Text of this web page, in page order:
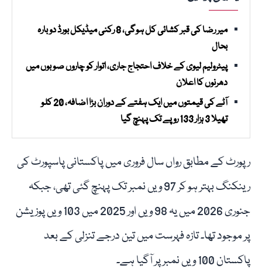
میر رضا کی قبر کشائی کل ہوگی، 8 رکنی میڈیکل بورڈ دوبارہ
بحال
پیٹرولیم لیوی کے خلاف احتجاج جاری، اتوار کو چاروں صوبوں میں
دھرنوں کا اعلان
آٹے کی قیمتوں میں ایک ہفتے کے دوران بڑا اضافہ، 20 کلو
تھیلا 3 ہزار 133 روپے تک پہنچ گیا
رپورٹ کے مطابق رواں سال فروری میں پاکستانی پاسپورٹ کی
رینکنگ بہتر ہو کر 97 ویں نمبر تک پہنچ گئی تھی، جبکہ
جنوری 2026 میں یہ 98 ویں اور 2025 میں 103 ویں پوزیشن
پر موجود تھا۔ تازہ فہرست میں تین درجے تنزلی کے بعد
پاکستان 100 ویں نمبر پر آگیا ہے۔